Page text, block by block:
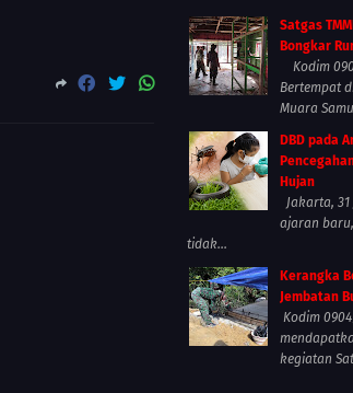
Satgas
Bongkar
Kodim
Bertempat
Muara
DBD pada
Hujan
Jakarta,
ajaran
tidak...
Kerangka
Jembatan
Kodim
kegiatan